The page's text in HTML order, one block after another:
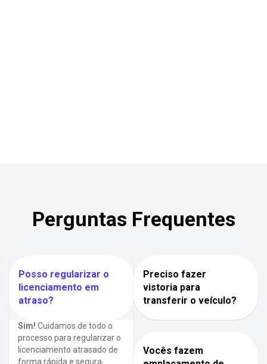
Perguntas Frequentes
Posso regularizar o
licenciamento em
atraso?
Sim! Cuidamos de todo o
processo para regularizar o
licenciamento atrasado de
forma rápida e segura,
Preciso fazer
vistoria para
transferir o veículo?
Vocês fazem